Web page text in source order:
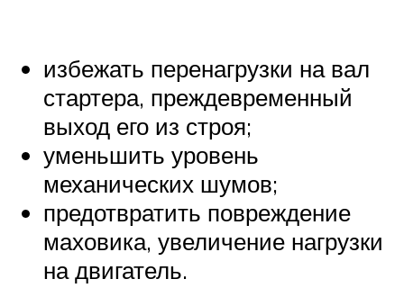
избежать перенагрузки на вал
стартера, преждевременный
выход его из строя;
уменьшить уровень
механических шумов;
предотвратить повреждение
маховика, увеличение нагрузки
на двигатель.